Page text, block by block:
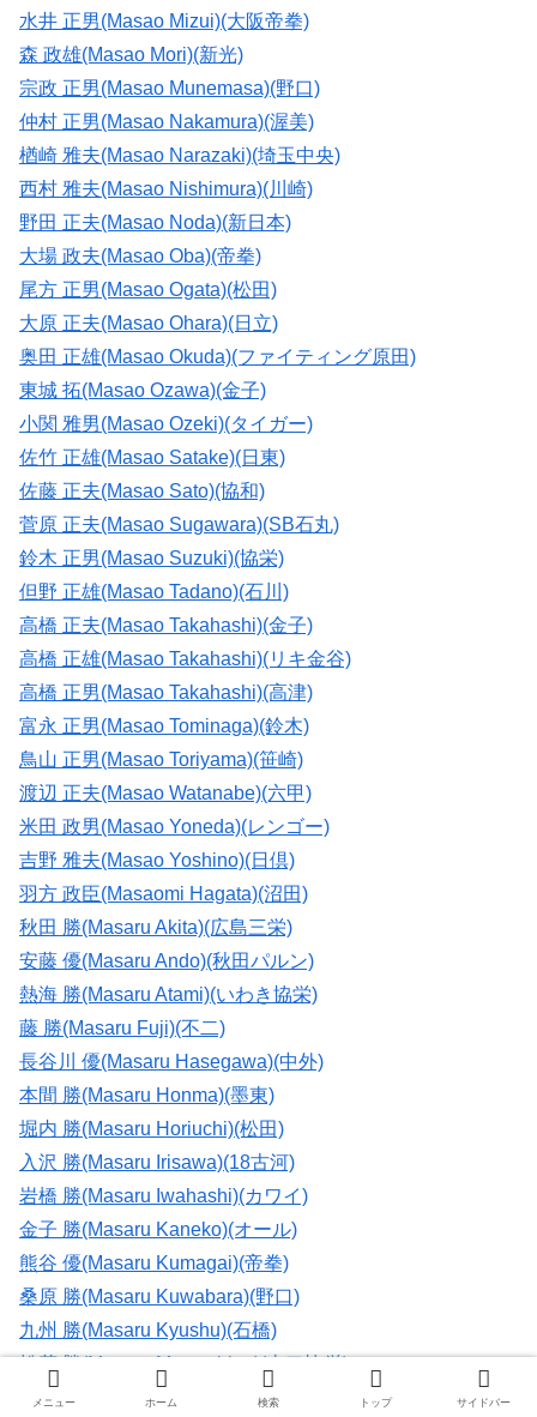
水井 正男(Masao Mizui)(大阪帝拳)
森 政雄(Masao Mori)(新光)
宗政 正男(Masao Munemasa)(野口)
仲村 正男(Masao Nakamura)(渥美)
楢崎 雅夫(Masao Narazaki)(埼玉中央)
西村 雅夫(Masao Nishimura)(川崎)
野田 正夫(Masao Noda)(新日本)
大場 政夫(Masao Oba)(帝拳)
尾方 正男(Masao Ogata)(松田)
大原 正夫(Masao Ohara)(日立)
奥田 正雄(Masao Okuda)(ファイティング原田)
東城 拓(Masao Ozawa)(金子)
小関 雅男(Masao Ozeki)(タイガー)
佐竹 正雄(Masao Satake)(日東)
佐藤 正夫(Masao Sato)(協和)
菅原 正夫(Masao Sugawara)(SB石丸)
鈴木 正男(Masao Suzuki)(協栄)
但野 正雄(Masao Tadano)(石川)
高橋 正夫(Masao Takahashi)(金子)
高橋 正雄(Masao Takahashi)(リキ金谷)
高橋 正男(Masao Takahashi)(高津)
富永 正男(Masao Tominaga)(鈴木)
鳥山 正男(Masao Toriyama)(笹崎)
渡辺 正夫(Masao Watanabe)(六甲)
米田 政男(Masao Yoneda)(レンゴー)
吉野 雅夫(Masao Yoshino)(日倶)
羽方 政臣(Masaomi Hagata)(沼田)
秋田 勝(Masaru Akita)(広島三栄)
安藤 優(Masaru Ando)(秋田パルン)
熱海 勝(Masaru Atami)(いわき協栄)
藤 勝(Masaru Fuji)(不二)
長谷川 優(Masaru Hasegawa)(中外)
本間 勝(Masaru Honma)(墨東)
堀内 勝(Masaru Horiuchi)(松田)
入沢 勝(Masaru Irisawa)(18古河)
岩橋 勝(Masaru Iwahashi)(カワイ)
金子 勝(Masaru Kaneko)(オール)
熊谷 優(Masaru Kumagai)(帝拳)
桑原 勝(Masaru Kuwabara)(野口)
九州 勝(Masaru Kyushu)(石橋)
松茂 勝(Masaru Matsushige)(山口協栄)
宮崎 勝(Masaru Miyazaki)(帝拳)
メニュー ホーム 検索 トップ サイドバー